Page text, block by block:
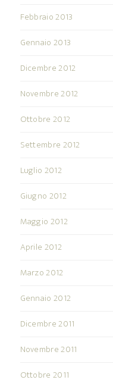
Febbraio 2013
Gennaio 2013
Dicembre 2012
Novembre 2012
Ottobre 2012
Settembre 2012
Luglio 2012
Giugno 2012
Maggio 2012
Aprile 2012
Marzo 2012
Gennaio 2012
Dicembre 2011
Novembre 2011
Ottobre 2011